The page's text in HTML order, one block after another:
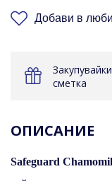
Добави в
сметка
ОПИСАНИЕ
Safeguard